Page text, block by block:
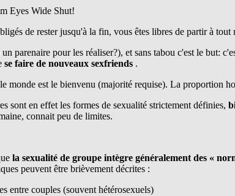
Eyes Wide Shut!
de rester jusqu'à la fin, vous êtes libres de partir à
parenaire pour les réaliser?), et sans tabou c'est le but:
se faire de nouveaux sexfriends .
monde est le bienvenu (majorité requise). La proportion
sont en effet les formes de sexualité strictement définies,
connait peu de limites.
la sexualité de groupe intègre généralement des «
peuvent être brièvement décrites :
entre couples (souvent hétérosexuels)